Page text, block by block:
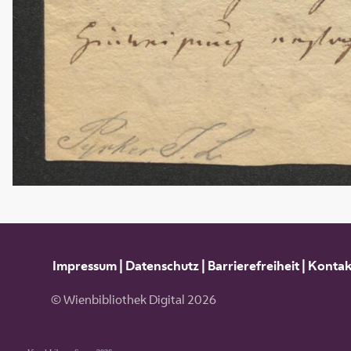
Impressum| Datenschutz| Barrierefreiheit|
© Wienbibliothek Digital 2026